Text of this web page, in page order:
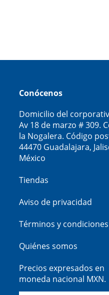
Conócenos
Domicilio del
Av 18 de marzo # 309.
la Nogalera. Código
44470 Guadalajara,
México
Tiendas
Aviso de privacidad
Términos y condiciones
Quiénes somos
Precios expresados en
moneda nacional MXN.